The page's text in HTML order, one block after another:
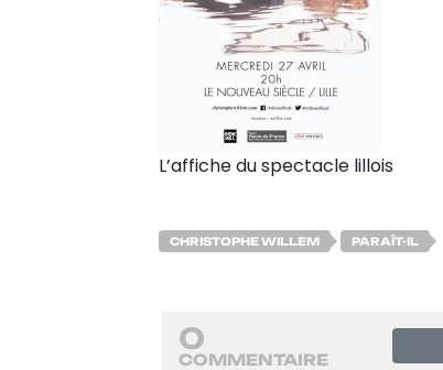
L’affiche du spectacle lillois
CHRISTOPHE WILLEM PARAÎT-IL
0
COMMENTAIRE